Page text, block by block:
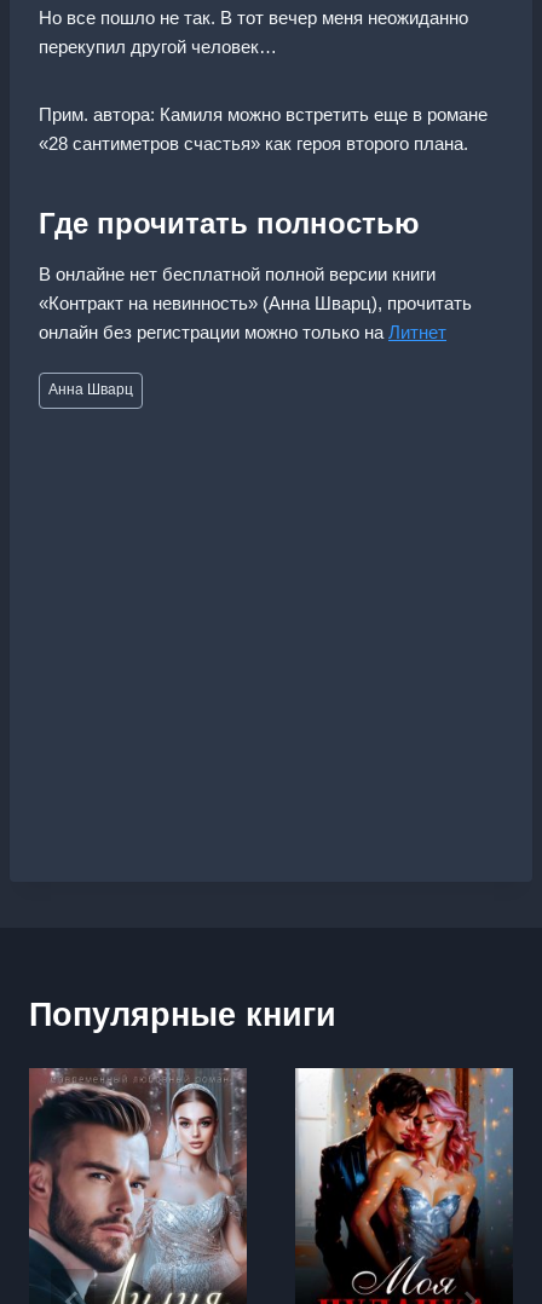
Но все пошло не так. В тот вечер меня неожиданно
перекупил другой человек…
Прим. автора: Камиля можно встретить еще в романе
«28 сантиметров счастья» как героя второго плана.
Где прочитать полностью
В онлайне нет бесплатной полной версии книги
«Контракт на невинность» (Анна Шварц), прочитать
онлайн без регистрации можно только на Литнет
Метки
записи:
Анна Шварц
Популярные книги